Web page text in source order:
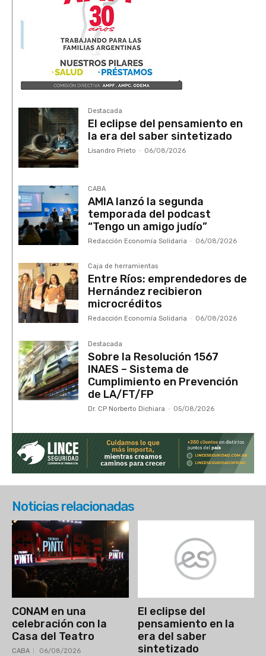
Destacada
El eclipse del pensamiento en
la era del saber sintetizado
Lisandro Prieto - 06/08/2026
CABA
AMIA lanzó la segunda
temporada del podcast
“Tengo un amigo judío”
Redacción Economía Solidaria - 06/08/2026
Caja de herramientas
Entre Ríos: emprendedores de
Hernández recibieron
microcréditos
Redacción Economía Solidaria - 06/08/2026
Destacada
Sobre la Resolución 1567
INAES – Sistema de
Cumplimiento en Prevención
de LA/FT/FP
Dr. CP Norberto Dichiara - 05/08/2026
Noticias relacionadas
CONAM en una
celebración con la
Casa del Teatro
CABA 06/08/2026
El eclipse del
pensamiento en la
era del saber
sintetizado